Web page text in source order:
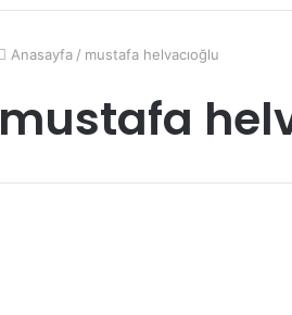
Anasayfa / mustafa helvacıoğlu
mustafa